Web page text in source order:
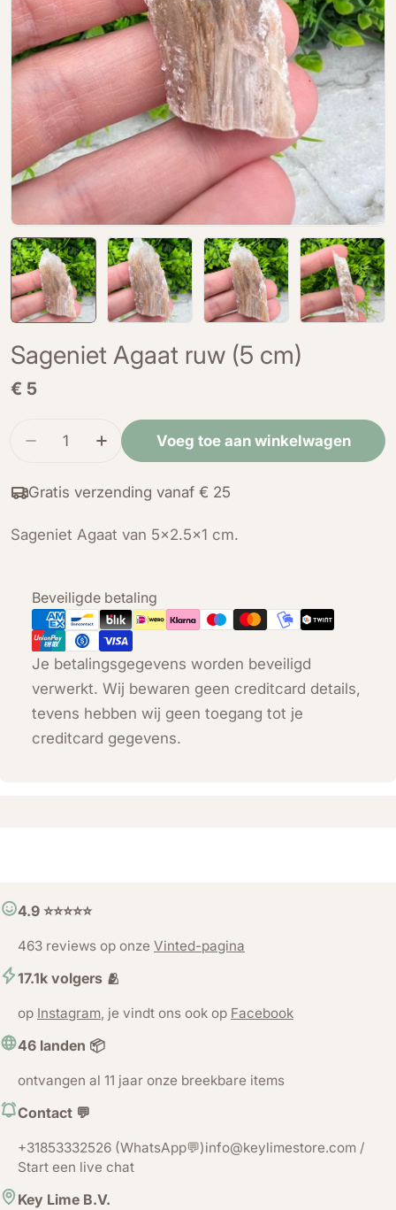
Sageniet Agaat ruw (5 cm)
Normale
€ 5
Hoeveelheid
Verminder de hoeveelheid voor Sageniet
Verhoog de hoeveelheid voor
Voeg toe aan winkelwagen
Gratis verzending vanaf € 25
Sageniet Agaat van 5x2.5x1 cm.
Beveiligde betaling
Betaalmethoden
Je betalingsgegevens worden beveiligd
verwerkt. Wij bewaren geen creditcard details,
tevens hebben wij geen toegang tot je
creditcard gegevens.
4.9 ⭐️⭐️⭐️⭐️⭐️
463 reviews op onze Vinted-pagina
17.1k volgers 🫂
op Instagram, je vindt ons ook op Facebook
46 landen 📦
ontvangen al 11 jaar onze breekbare items
Contact 💬
+31853332526 (WhatsApp💬)info@keylimestore.com /
Start een live chat
Key Lime B.V.